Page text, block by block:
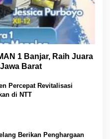
1 Banjar, Raih Juara
Barat
Percepat Revitalisasi
di NTT
Berikan Penghargaan